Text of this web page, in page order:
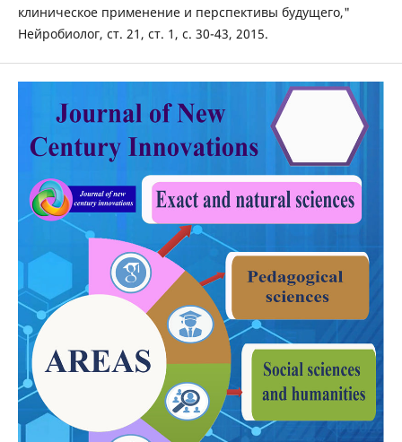
клиническое применение и перспективы будущего,"
Нейробиолог, ст. 21, ст. 1, с. 30-43, 2015.